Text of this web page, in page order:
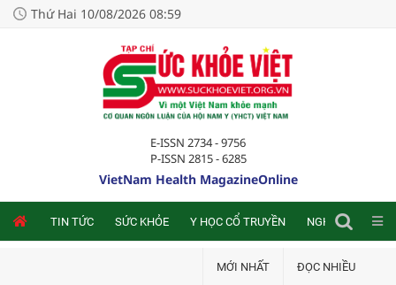
Thứ Hai 10/08/2026 08:59
E-ISSN 2734 - 9756
P-ISSN 2815 - 6285
VietNam Health MagazineOnline
TIN TỨC SỨC KHỎE Y HỌC CỔ TRUYỀN NGHIÊN CỨU
MỚI NHẤT ĐỌC NHIỀU